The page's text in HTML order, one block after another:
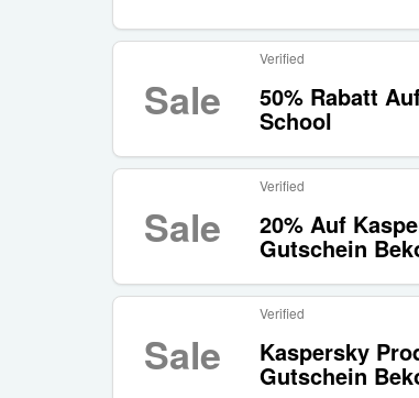
Sale
Verified
50% Rabatt
School
Sale
Verified
20% Auf
Gutschein
Sale
Verified
Kaspersky
Gutschein